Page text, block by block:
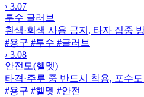
› 3.07
투수 글러브
흰색·회색 사용 금지, 타자 집중
#용구 #투수 #글러브
› 3.08
안전모(헬멧)
타격·주루 중 반드시 착용, 포수
#용구 #헬멧 #안전